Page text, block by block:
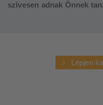
szívesen adnak Önnek
Lépjen